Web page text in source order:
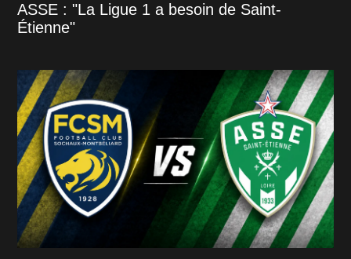
ASSE : "La Ligue 1 a besoin de Saint-
Étienne"